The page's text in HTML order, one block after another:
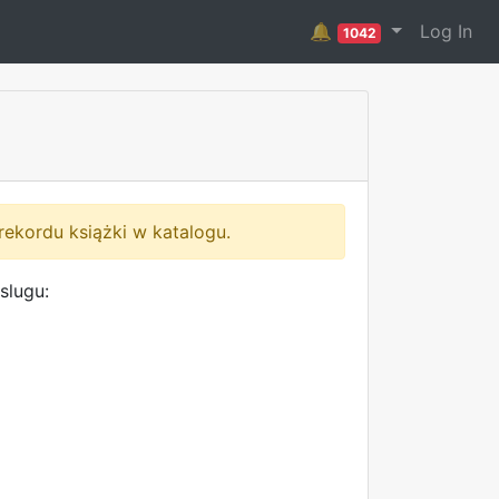
🔔 1042 Log In
książki w katalogu.